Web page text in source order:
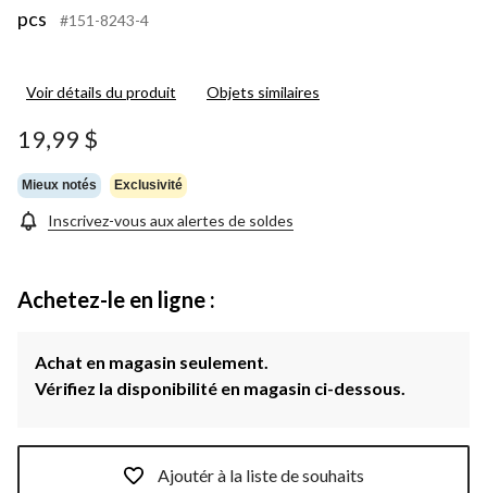
pcs
#151-8243-4
Voir détails du produit Objets similaires
19,99 $
Mieux notés Exclusivité
Inscrivez-vous aux alertes de soldes
Achetez-le en ligne :
Achat en magasin seulement.
Vérifiez la disponibilité en magasin ci-dessous.
Ajoutér à la liste de souhaits